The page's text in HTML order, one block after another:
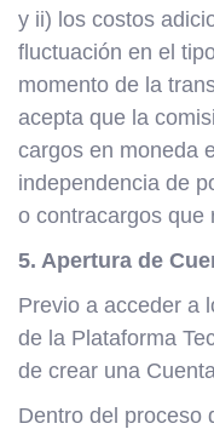
y ii) los costos
fluctuación en el
momento de la
acepta que la
cargos en moneda
independencia de
o contracargos que
5. Apertura de
Previo a acceder a
de la Plataforma
de crear una
Dentro del proceso